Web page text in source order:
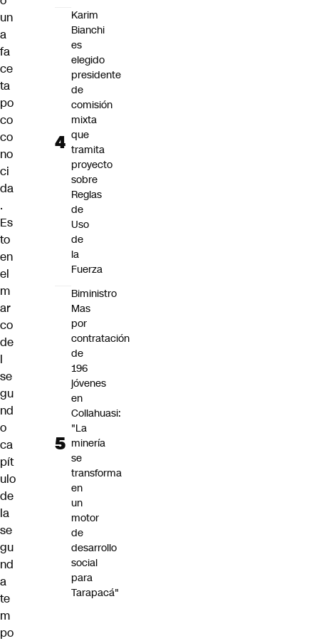
un
a
fa
ce
ta
po
co
co
no
ci
da
.
Es
to
en
el
m
ar
co
de
l
se
gu
nd
o
ca
pít
ulo
de
la
se
gu
nd
a
te
m
po
Karim
Bianchi
es
elegido
presidente
de
comisión
mixta
que
tramita
proyecto
sobre
Reglas
de
Uso
de
la
Fuerza
Biministro
Mas
por
contratación
de
196
jóvenes
en
Collahuasi:
"La
minería
se
transforma
en
un
motor
de
desarrollo
social
para
Tarapacá"